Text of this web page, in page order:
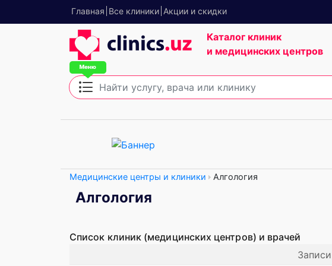
Главная Все клиники Акции и скидки
Каталог клиник
и медицинских центров
Медицинские центры и клиники Алгология
Алгология
Список клиник (медицинских центров) и врачей